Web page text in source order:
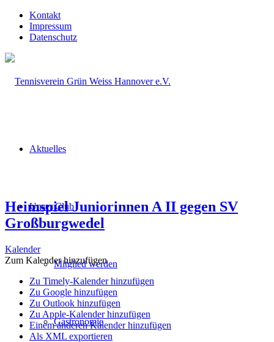
Kontakt
Impressum
Datenschutz
Aktuelles
Unser Club
Mitglied werden
Gastronomie
Heimspiel Juniorinnen A II gegen SV
Großburgwedel
Kalender
Zum Kalender hinzufügen
Zu Timely-Kalender hinzufügen
Zu Google hinzufügen
Zu Outlook hinzufügen
Zu Apple-Kalender hinzufügen
Einem anderen Kalender hinzufügen
Als XML exportieren